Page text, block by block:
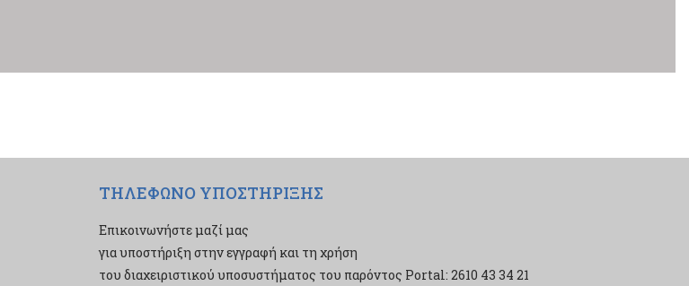
ΤΗΛΕΦΩΝΟ ΥΠΟΣΤΗΡΙΞΗΣ
Επικοινωνήστε μαζί μας
για υποστήριξη στην εγγραφή και τη χρήση
του διαχειριστικού υποσυστήματος του παρόντος Portal: 2610 43 34 21